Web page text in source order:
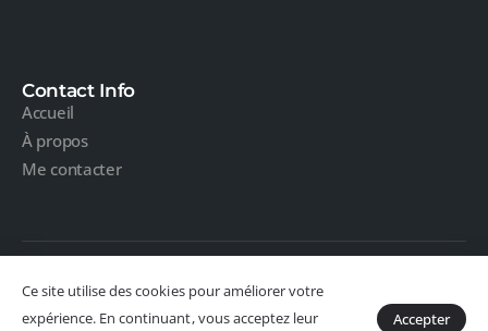
Contact Info
Accueil
À propos
Me contacter
Restez connecté :
Ce site utilise des cookies pour améliorer votre
expérience. En continuant, vous acceptez leur
Accepter